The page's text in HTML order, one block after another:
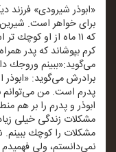
«ابوذر شیرودی»
برای خواهر است.
كه ۱۱ ماه از او
كرم بپوشاند كه پدر
می‌گوید:«ببینم وروجك
برادرش می‌گوید:
پدرم است. من
ابوذر و پدرم را بر هم
مشكلات زندگی خیلی
مشكلات را كوچك
نمی‌‌دانستم، ولی